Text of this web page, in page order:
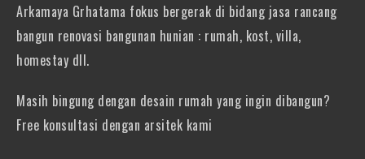
Arkamaya Grhatama fokus bergerak di bidang jasa rancang
bangun renovasi bangunan hunian : rumah, kost, villa,
homestay dll.
Masih bingung dengan desain rumah yang ingin dibangun?
Free konsultasi dengan arsitek kami